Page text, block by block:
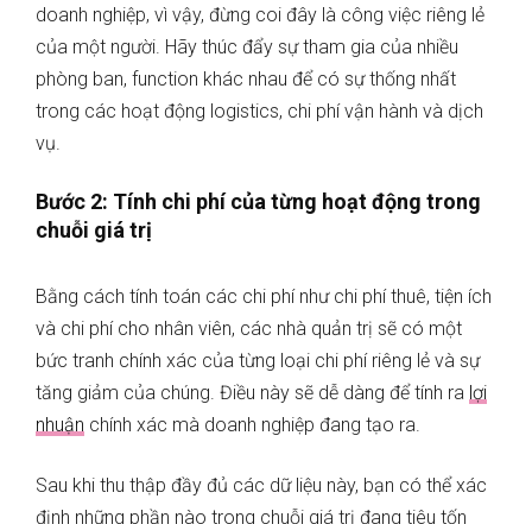
doanh nghiệp, vì vậy, đừng coi đây là công việc riêng lẻ
của một người. Hãy thúc đẩy sự tham gia của nhiều
phòng ban, function khác nhau để có sự thống nhất
trong các hoạt động logistics, chi phí vận hành và dịch
vụ.
Bước 2: Tính chi phí của từng hoạt động trong
chuỗi giá trị
Bằng cách tính toán các chi phí như chi phí thuê, tiện ích
và chi phí cho nhân viên, các nhà quản trị sẽ có một
bức tranh chính xác của từng loại chi phí riêng lẻ và sự
tăng giảm của chúng. Điều này sẽ dễ dàng để tính ra lợi
nhuận chính xác mà doanh nghiệp đang tạo ra.
Sau khi thu thập đầy đủ các dữ liệu này, bạn có thể xác
định những phần nào trong chuỗi giá trị đang tiêu tốn